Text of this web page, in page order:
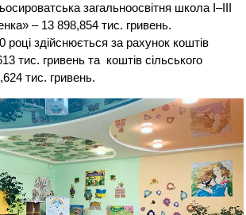
загальноосвітня школа I–III
– 13 898,854 тис. гривень.
році здійснюється за рахунок коштів
тис. гривень та коштів сільського
тис. гривень.